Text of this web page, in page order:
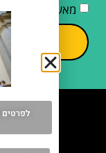
מאשר/ת קבלת